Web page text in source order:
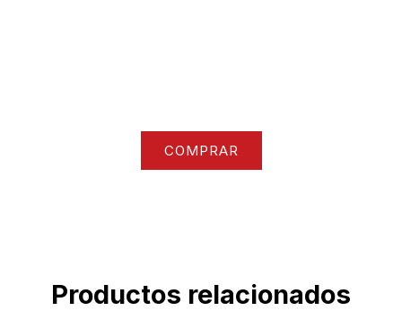
COMPRAR
Productos relacionados